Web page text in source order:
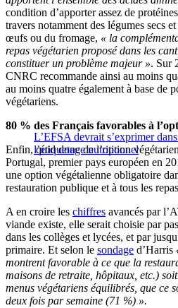
condition d’apporter assez de
travers notamment des légumes secs
œufs ou du fromage, « la
repas végétarien proposé dans les
constituer un problème majeur ». Sur
CNRC recommande ainsi au moins
au moins quatre également à base de
végétariens.
L’EFSA devrait s’exprimer
l’étiquetage nutritionnel
80 % des Français favorables à
Enfin, quid donc de l’option
Portugal, premier pays européen en
une option végétalienne obligatoire
restauration publique et à tous les
A en croire les chiffres avancés par
viande existe, elle serait choisie par
dans les collèges et lycées, et par
primaire. Et selon le sondage d’Harris
montrent favorable à ce que la
maisons de retraite, hôpitaux, etc.)
menus végétariens équilibrés, que ce
deux fois par semaine (71 %) ».